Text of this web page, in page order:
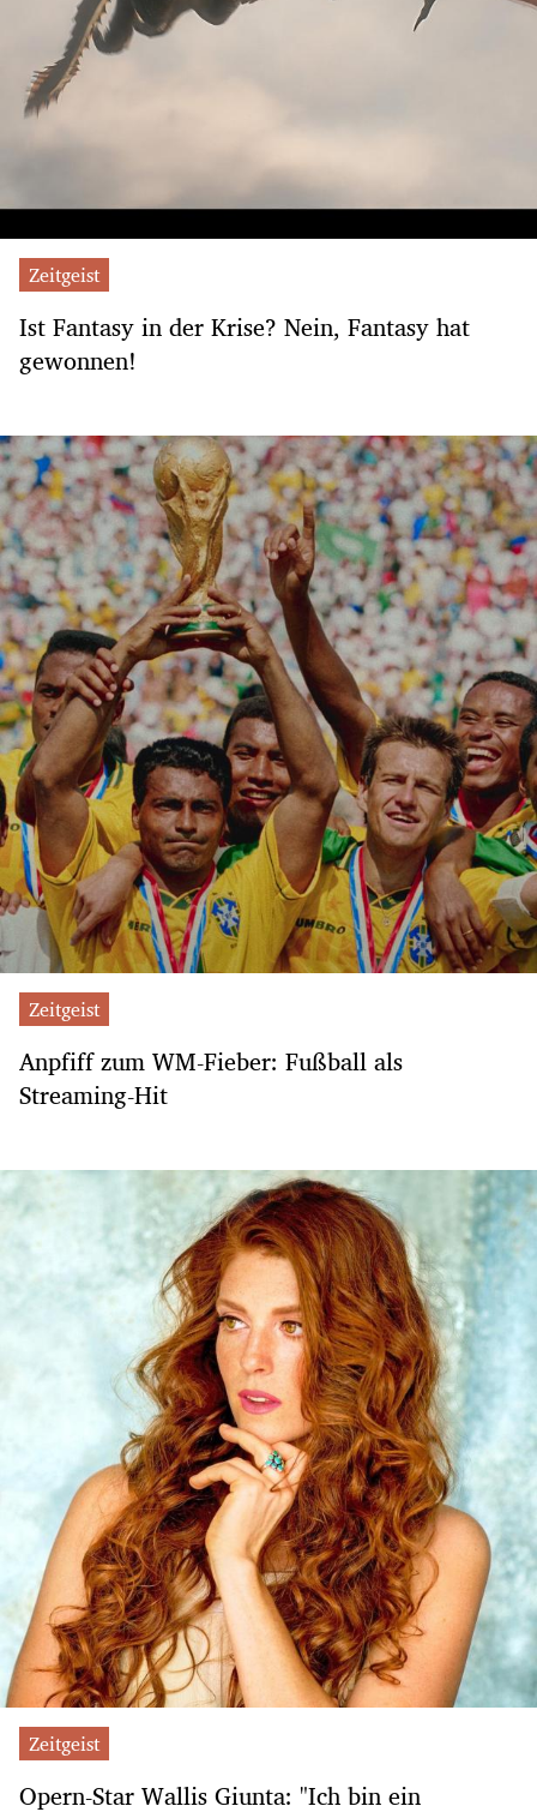
Zeitgeist
Ist Fantasy in der Krise? Nein, Fantasy hat
gewonnen!
Zeitgeist
Anpfiff zum WM-Fieber: Fußball als
Streaming-Hit
Zeitgeist
Opern-Star Wallis Giunta: "Ich bin ein